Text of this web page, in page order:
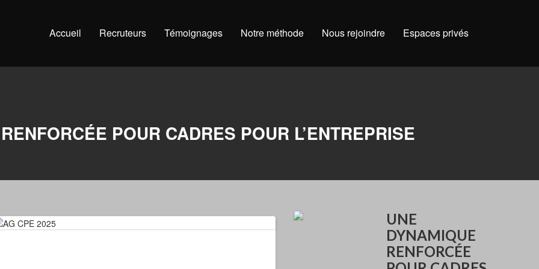
Accueil Recruteurs Témoignages Notre méthode Nous rejoindre Espaces privés
POUR CADRES POUR L’ENTREPRISE
UNE
DYNAMIQUE
RENFORCÉE